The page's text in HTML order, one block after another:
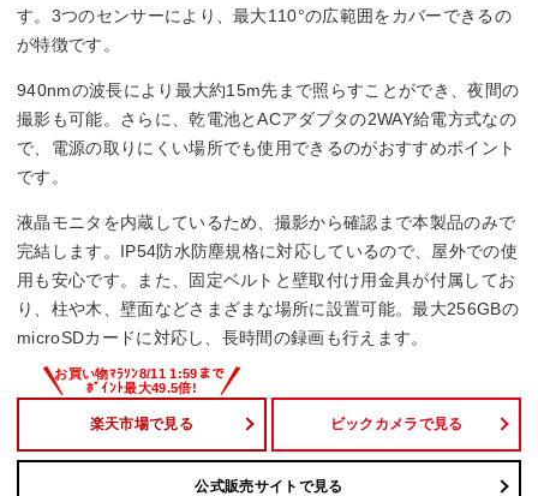
人感センサー
◯
幅x高さx奥行
96x136x80 mm
す。3つのセンサーにより、最大110°の広範囲をカバーできるの
が特徴です。
940nmの波長により最大約15m先まで照らすことができ、夜間の
撮影も可能。さらに、乾電池とACアダプタの2WAY給電方式なの
で、電源の取りにくい場所でも使用できるのがおすすめポイント
です。
液晶モニタを内蔵しているため、撮影から確認まで本製品のみで
完結します。IP54防水防塵規格に対応しているので、屋外での使
用も安心です。また、固定ベルトと壁取付け用金具が付属してお
り、柱や木、壁面などさまざまな場所に設置可能。最大256GBの
microSDカードに対応し、長時間の録画も行えます。
楽天市場で見る ビックカメラで見る
公式販売サイトで見る